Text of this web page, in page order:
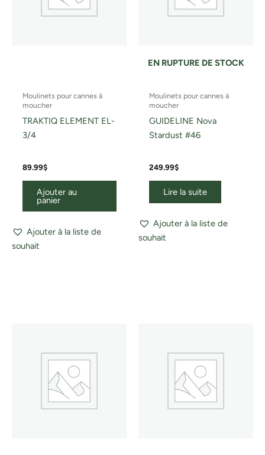
Moulinets pour cannes à
moucher
TRAKTIQ ELEMENT EL-
3/4
89.99$
Ajouter au
panier
Ajouter à la liste de
souhait
EN RUPTURE DE STOCK
Moulinets pour cannes à
moucher
GUIDELINE Nova
Stardust #46
249.99$
Lire la suite
Ajouter à la liste de
souhait